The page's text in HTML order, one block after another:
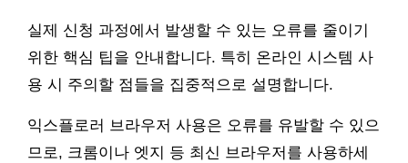
실제 신청 과정에서 발생할 수 있는 오류를 줄이기
위한 핵심 팁을 안내합니다. 특히 온라인 시스템 사
용 시 주의할 점들을 집중적으로 설명합니다.
익스플로러 브라우저 사용은 오류를 유발할 수 있으
므로, 크롬이나 엣지 등 최신 브라우저를 사용하세